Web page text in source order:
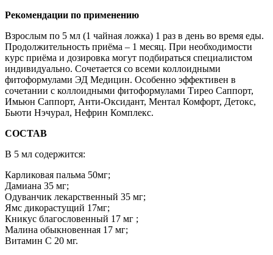
Рекомендации по применению
Взрослым по 5 мл (1 чайная ложка) 1 раз в день во время еды.
Продолжительность приёма – 1 месяц. При необходимости
курс приёма и дозировка могут подбираться специалистом
индивидуально. Сочетается со всеми коллоидными
фитоформулами ЭД Медицин. Особенно эффективен в
сочетании с коллоидными фитоформулами Тирео Саппорт,
Имьюн Саппорт, Анти-Оксидант, Ментал Комфорт, Детокс,
Бьюти Нэчурал, Нефрин Комплекс.
СОСТАВ
В 5 мл содержится:
Карликовая пальма 50мг;
Дамиана 35 мг;
Одуванчик лекарственный 35 мг;
Ямс дикорастущий 17мг;
Кникус благословенный 17 мг ;
Малина обыкновенная 17 мг;
Витамин С 20 мг.